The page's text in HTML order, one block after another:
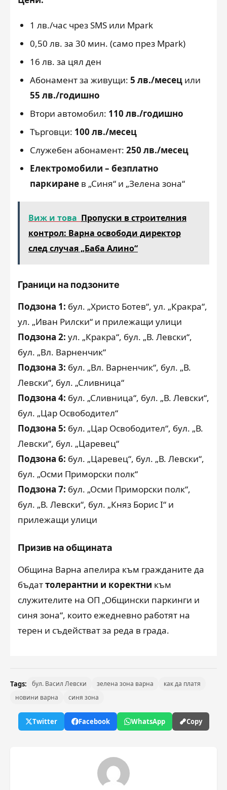
1 лв./час чрез SMS или Mpark
0,50 лв. за 30 мин. (само през Mpark)
16 лв. за цял ден
Абонамент за живущи: 5 лв./месец или
55 лв./годишно
Втори автомобил: 110 лв./годишно
Търговци: 100 лв./месец
Служебен абонамент: 250 лв./месец
Електромобили – безплатно
паркиране в „Синя“ и „Зелена зона“
Виж и това Пропуски в строителния
контрол: Варна освободи директор
след случая „Баба Алино“
Граници на подзоните
Подзона 1: бул. „Христо Ботев“, ул. „Кракра“,
ул. „Иван Рилски“ и прилежащи улици
Подзона 2: ул. „Кракра“, бул. „В. Левски“,
бул. „Вл. Варненчик“
Подзона 3: бул. „Вл. Варненчик“, бул. „В.
Левски“, бул. „Сливница“
Подзона 4: бул. „Сливница“, бул. „В. Левски“,
бул. „Цар Освободител“
Подзона 5: бул. „Цар Освободител“, бул. „В.
Левски“, бул. „Царевец“
Подзона 6: бул. „Царевец“, бул. „В. Левски“,
бул. „Осми Приморски полк“
Подзона 7: бул. „Осми Приморски полк“,
бул. „В. Левски“, бул. „Княз Борис I“ и
прилежащи улици
Призив на общината
Община Варна апелира към гражданите да
бъдаттолерантни и коректни към
служителите на ОП „Общински паркинги и
синя зона“, които ежедневно работят на
терен и съдействат за реда в града.
Tags: бул. Васил Левски зелена зона варна
как да платя
новини варна
синя зона
Twitter Facebook WhatsApp Copy